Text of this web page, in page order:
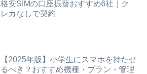
格安SIMの口座振替おすすめ6社｜ク
レカなしで契約
【2025年版】小学生にスマホを持たせ
るべき？おすすめ機種・プラン・管理